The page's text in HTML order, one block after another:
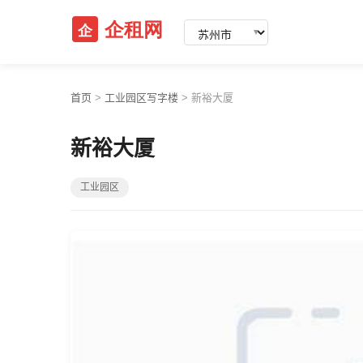
▼
首页 > 工业园区写字楼 > 新裕大厦
新裕大厦
工业园区